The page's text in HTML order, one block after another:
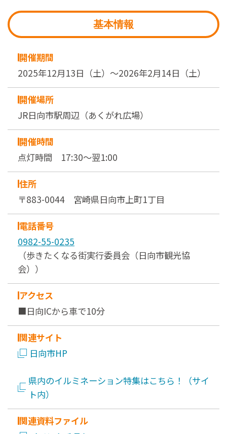
基本情報
開催期間
2025年12月13日（土）～2026年2月14日（土）
開催場所
JR日向市駅周辺（あくがれ広場）
開催時間
点灯時間 17:30～翌1:00
住所
〒883-0044 宮崎県日向市上町1丁目
電話番号
0982-55-0235
（歩きたくなる街実行委員会（日向市観光協
会））
アクセス
■日向ICから車で10分
関連サイト
日向市HP
県内のイルミネーション特集はこちら！（サイ
ト内）
関連資料ファイル